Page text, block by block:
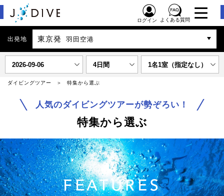
ログイン よくある質問
出発地 東京発 羽田空港
2026-09-06 4日間 1名1室（指定なし）
ダイビングツアー 特集から選ぶ
人気のダイビングツアーが勢ぞろい！
特集から選ぶ
FEATURES